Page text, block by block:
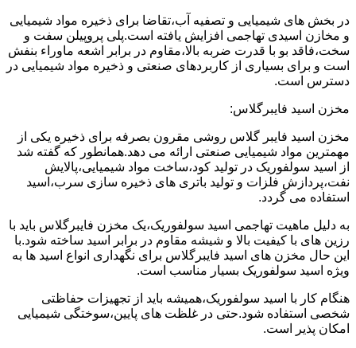
در بخش های شیمیایی و تصفیه آب،تقاضا برای ذخیره مواد شیمیایی
و مخازن اسیدی تهاجمی افزایش یافته است.پلی پروپیلن سفت و
سخت،فاقد بو با قدرت ضربه بالا،مقاوم در برابر اشعه ماوراء بنفش
است و برای بسیاری از کاربردهای صنعتی و ذخیره مواد شیمیایی در
دسترس است.
مخزن اسید فایبرگلاس:
مخزن اسید فایبر گلاس روشی مقرون بصرفه برای ذخیره یکی از
مهمترین مواد شیمیایی صنعتی ارائه می دهد.همانطور که گفته شد
از اسید سولفوریک در تولید کود،ساخت مواد شیمیایی،پالایش
نفت،پردازش فلزات و تولید باتری های ذخیره سازی سرب،اسید
استفاده می گردد.
به دلیل ماهیت تهاجمی اسید سولفوریک،یک مخزن فایبرگلاس باید با
رزین های با کیفیت بالا و شیشه مقاوم در برابر اسید ساخته شود.با
این حال مخزن های اسید فایبرگلاس برای نگهداری انواع اسید ها به
ویژه اسید سولفوریک بسیار مناسب است.
هنگام کار با اسید سولفوریک،همیشه باید از تجهیزات حفاظتی
شخصی استفاده شود.حتی در غلظت های پایین،سوختگی شیمیایی
امکان پذیر است.